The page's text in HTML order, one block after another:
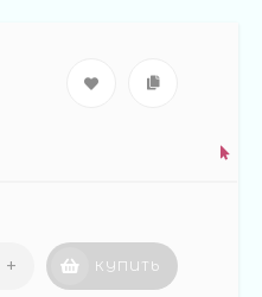
+ КУПИТЬ